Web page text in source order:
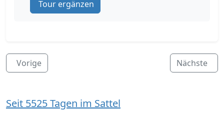
Tour ergänzen
Vorige Nächste
Seit 5525 Tagen im Sattel